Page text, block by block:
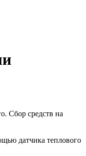
Сбор средств на
датчика теплового